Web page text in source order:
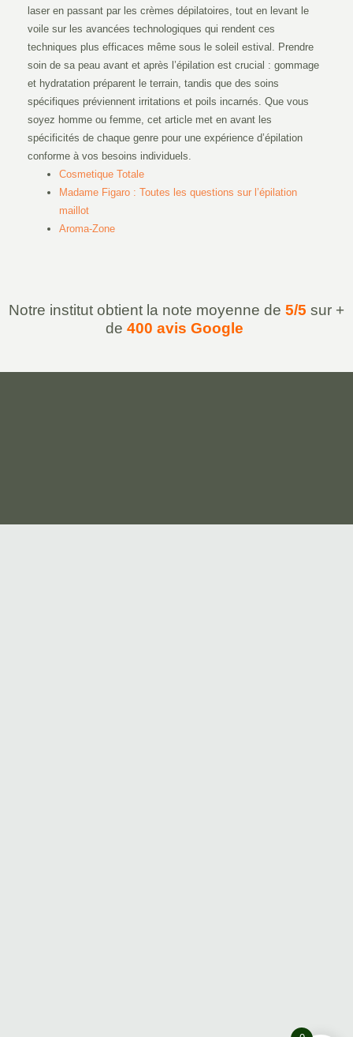
laser en passant par les crèmes dépilatoires, tout en levant le
voile sur les avancées technologiques qui rendent ces
techniques plus efficaces même sous le soleil estival. Prendre
soin de sa peau avant et après l’épilation est crucial : gommage
et hydratation préparent le terrain, tandis que des soins
spécifiques préviennent irritations et poils incarnés. Que vous
soyez homme ou femme, cet article met en avant les
spécificités de chaque genre pour une expérience d’épilation
conforme à vos besoins individuels.
Cosmetique Totale
Madame Figaro : Toutes les questions sur l’épilation
maillot
Aroma-Zone
Notre institut obtient la note moyenne de 5/5 sur +
de 400 avis Google